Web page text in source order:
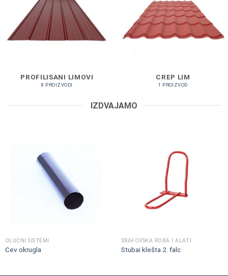
PROFILISANI LIMOVI
8 PROIZVODI
CREP LIM
1 PROIZVOD
IZDVAJAMO
OLUČNI SISTEMI
Cev okrugla
ŠRAFOVSKA ROBA I ALATI
Stubai klešta 2. falc